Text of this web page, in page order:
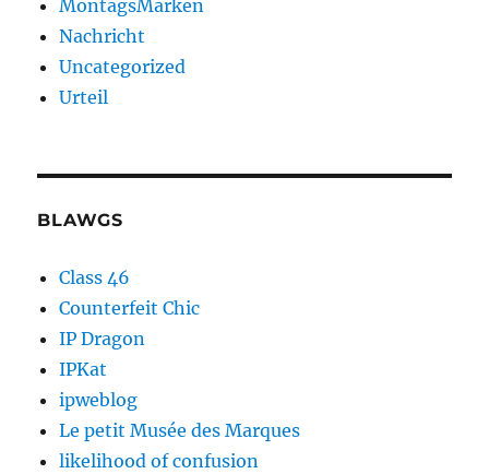
MontagsMarken
Nachricht
Uncategorized
Urteil
BLAWGS
Class 46
Counterfeit Chic
IP Dragon
IPKat
ipweblog
Le petit Musée des Marques
likelihood of confusion